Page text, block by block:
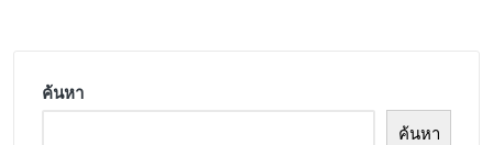
ค้นหา
ค้นหา